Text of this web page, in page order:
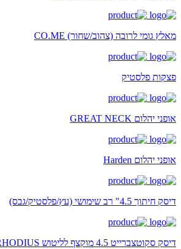
מאלץ גומי לרובה (צהוב/שחור) CO.ME
פצקות פלסטיק
אופני יהלום GREAT NECK
אופני יהלום Harden
דיסק חיתוך 4.5" רב שימושי (עץ/פלסטיק/גבס)
דיסק סקוטצברייט 4.5 מוקצף לליטוש RHODIUS